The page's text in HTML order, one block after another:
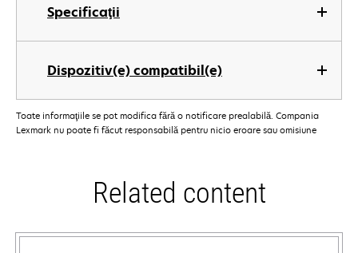
Specificaţii
Dispozitiv(e) compatibil(e)
Toate informaţiile se pot modifica fără o notificare prealabilă. Compania
Lexmark nu poate fi făcut responsabilă pentru nicio eroare sau omisiune
Related content